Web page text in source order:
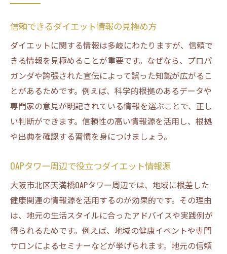
信頼できるダイエット情報の見極め方
ダイエットに関する情報は多岐にわたりますが、信頼で
きる情報を見極めることが重要です。なぜなら、プロパ
ガンダや誇張された宣伝によって誤った知識が広がるこ
とがあるためです。例えば、科学的根拠のあるデータや
専門家の意見が明記されている情報を選ぶことで、正し
い判断ができます。信頼性の高い情報源を活用し、根拠
や出典を確認する習慣を身につけましょう。
OAPタワー周辺で役立つダイエット情報源
大阪市北区天満橋OAPタワー周辺では、地域に根差した
健康関連の情報源を活用するのが効果的です。その理由
は、地元の生活スタイルに合ったアドバイスや実践例が
得られるためです。例えば、地域の健康イベントや専門
サロンによるセミナーなどが挙げられます。地元の信頼